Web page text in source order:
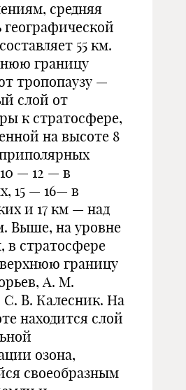
средняя
55 км.
границу
тропопаузу —
слой от
к стратосфере,
на высоте 8
— 12 — в
15 — 16— в
и 17 км — над
Выше, на уровне
в стратосфере
границу
А. М.
С. В. Калесник. На
находится слой
озона,
своеобразным